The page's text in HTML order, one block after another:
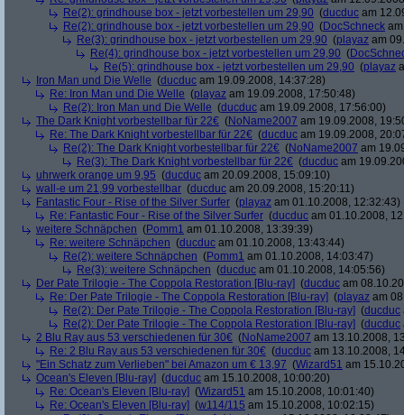
Re(2): grindhouse box - jetzt vorbestellen um 29,90 (ducduc am
Re(2): grindhouse box - jetzt vorbestellen um 29,90 (DocSchneck
Re(3): grindhouse box - jetzt vorbestellen um 29,90 (playaz am
Re(4): grindhouse box - jetzt vorbestellen um 29,90 (
Re(5): grindhouse box - jetzt vorbestellen um 29,90 (playaz
Iron Man und Die Welle (ducduc am 19.09.2008, 14:37:28)
Re: Iron Man und Die Welle (playaz am 19.09.2008, 17:50:48)
Re(2): Iron Man und Die Welle (ducduc am 19.09.2008, 17:56:00)
The Dark Knight vorbestellbar für 22€ (NoName2007 am 19.09.2008,
Re: The Dark Knight vorbestellbar für 22€ (ducduc am 19.09.2008,
Re(2): The Dark Knight vorbestellbar für 22€ (NoName2007 am
Re(3): The Dark Knight vorbestellbar für 22€ (ducduc am
uhrwerk orange um 9,95 (ducduc am 20.09.2008, 15:09:10)
wall-e um 21,99 vorbestellbar (ducduc am 20.09.2008, 15:20:11)
Fantastic Four - Rise of the Silver Surfer (playaz am 01.10.2008, 12:32:43)
Re: Fantastic Four - Rise of the Silver Surfer (ducduc am 01.10.2008,
weitere Schnäpchen (Pomm1 am 01.10.2008, 13:39:39)
Re: weitere Schnäpchen (ducduc am 01.10.2008, 13:43:44)
Re(2): weitere Schnäpchen (Pomm1 am 01.10.2008, 14:03:47)
Re(3): weitere Schnäpchen (ducduc am 01.10.2008, 14:05:56)
Der Pate Trilogie - The Coppola Restoration [Blu-ray] (ducduc am
Re: Der Pate Trilogie - The Coppola Restoration [Blu-ray] (playaz am
Re(2): Der Pate Trilogie - The Coppola Restoration [Blu-ray] (ducduc
Re(2): Der Pate Trilogie - The Coppola Restoration [Blu-ray] (ducduc
2 Blu Ray aus 53 verschiedenen für 30€ (NoName2007 am 13.10.2008,
Re: 2 Blu Ray aus 53 verschiedenen für 30€ (ducduc am 13.10.2008,
"Ein Schatz zum Verlieben" bei Amazon um € 13,97 (Wizard51 am
Ocean's Eleven [Blu-ray] (ducduc am 15.10.2008, 10:00:20)
Re: Ocean's Eleven [Blu-ray] (Wizard51 am 15.10.2008, 10:01:40)
Re: Ocean's Eleven [Blu-ray] (w114/115 am 15.10.2008, 10:02:15)